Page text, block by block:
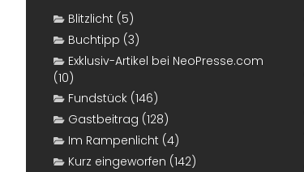
Blitzlicht (5)
Buchtipp (3)
Exklusiv-Artikel bei NeoPresse.com
(10)
Fundstück (146)
Gastbeitrag (128)
Im Rampenlicht (4)
Kurz eingeworfen (142)